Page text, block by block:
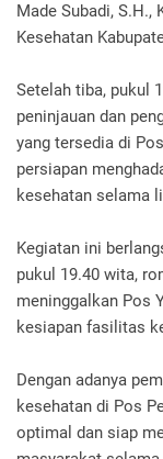
Made Subadi, S.H.,
Kesehatan
Setelah tiba, pukul
peninjauan dan
yang tersedia di
persiapan
kesehatan selama
Kegiatan ini
pukul 19.40 wita,
meninggalkan Pos
kesiapan fasilitas
Dengan adanya
kesehatan di Pos
optimal dan siap